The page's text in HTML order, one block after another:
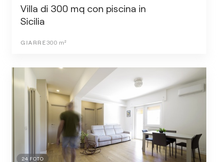
Villa di 300 mq con piscina in
Sicilia
GIARRE 300 m²
24 FOTO